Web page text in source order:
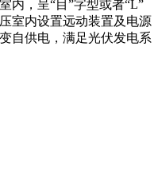
内，呈“目”字型或者“L”
室内设置远动装置及电源
自供电，满足光伏发电系